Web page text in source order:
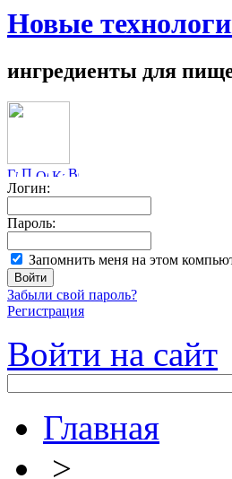
Новые
ингредиенты для
Логин:
Пароль:
Запомнить меня на этом
Забыли свой пароль?
Регистрация
Войти на сайт
Главная
>